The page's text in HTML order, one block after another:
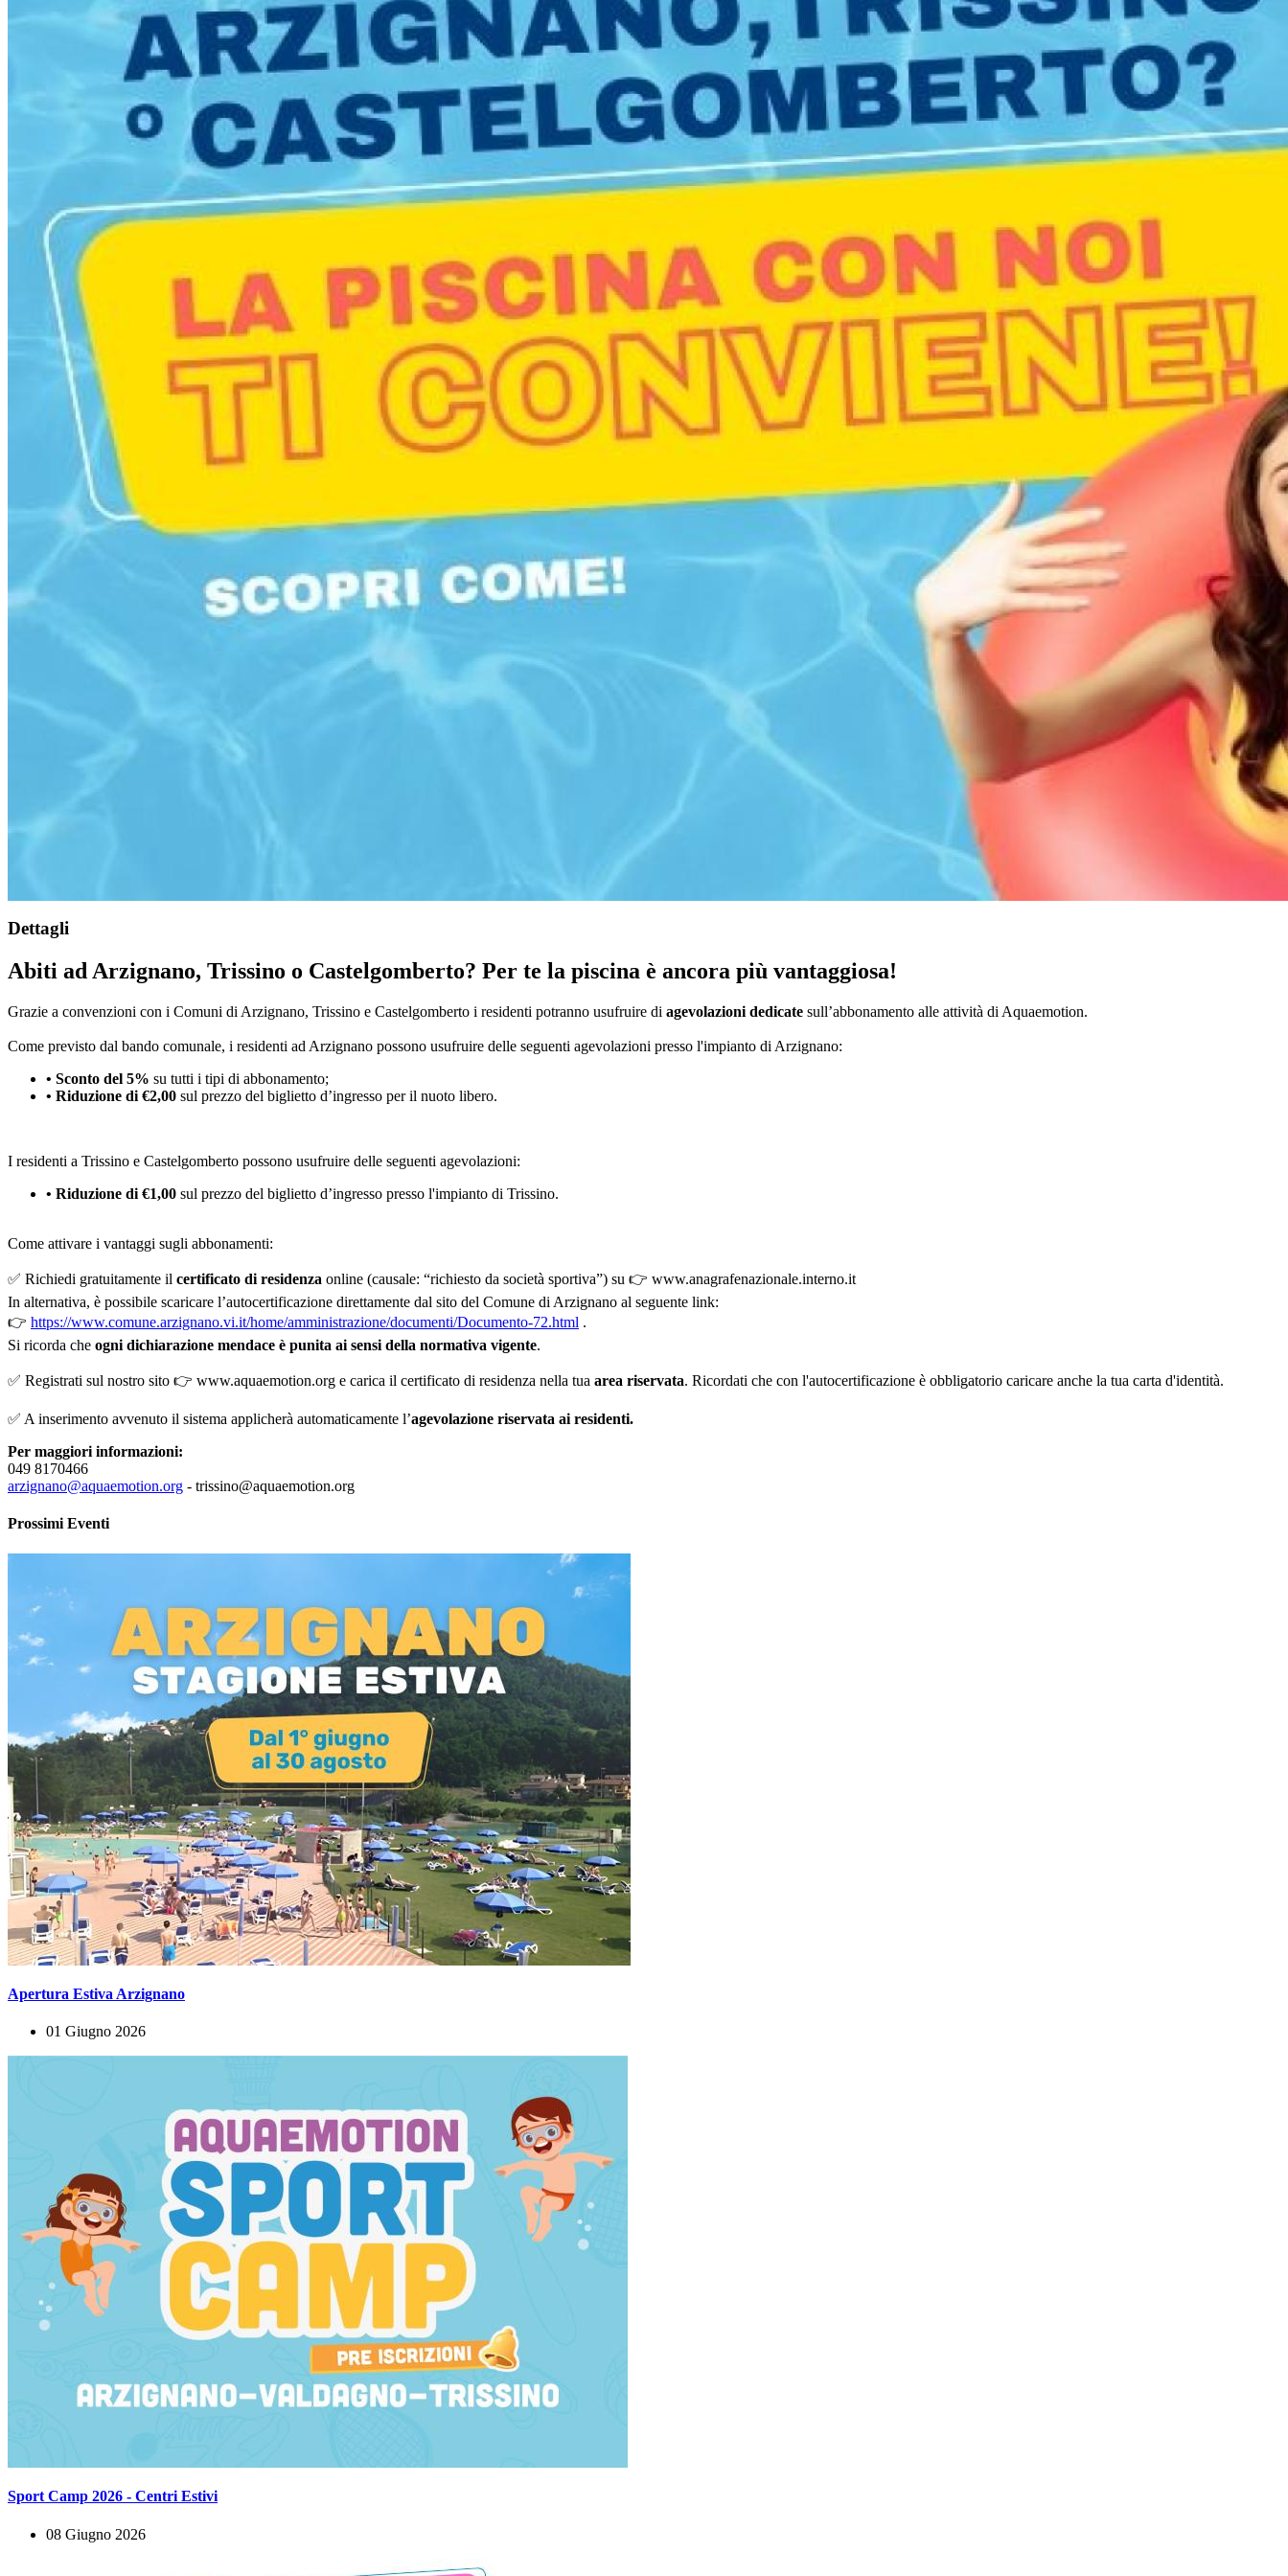
Dettagli
Abiti ad Arzignano, Trissino o Castelgomberto? Per te la piscina è ancora più vantaggiosa!
Grazie a convenzioni con i Comuni di Arzignano, Trissino e Castelgomberto i residenti potranno usufruire di agevolazioni dedicate sull’abbonamento alle attività di Aquaemotion.
Come previsto dal bando comunale, i residenti ad Arzignano possono usufruire delle seguenti agevolazioni presso l'impianto di Arzignano:
• Sconto del 5% su tutti i tipi di abbonamento;
• Riduzione di €2,00 sul prezzo del biglietto d’ingresso per il nuoto libero.
I residenti a Trissino e Castelgomberto possono usufruire delle seguenti agevolazioni:
• Riduzione di €1,00 sul prezzo del biglietto d’ingresso presso l'impianto di Trissino.
Come attivare i vantaggi sugli abbonamenti:
✅ Richiedi gratuitamente il certificato di residenza online (causale: “richiesto da società sportiva”) su 👉 www.anagrafenazionale.interno.it
In alternativa, è possibile scaricare l’autocertificazione direttamente dal sito del Comune di Arzignano al seguente link:
👉 https://www.comune.arzignano.vi.it/home/amministrazione/documenti/Documento-72.html .
Si ricorda che ogni dichiarazione mendace è punita ai sensi della normativa vigente.
✅ Registrati sul nostro sito 👉 www.aquaemotion.org e carica il certificato di residenza nella tua area riservata. Ricordati che con l'autocertificazione è obbligatorio caricare anche la tua carta d'identità.
✅ A inserimento avvenuto il sistema applicherà automaticamente l’agevolazione riservata ai residenti.
Per maggiori informazioni:
049 8170466
arzignano@aquaemotion.org - trissino@aquaemotion.org
Prossimi Eventi
Apertura Estiva Arzignano
01 Giugno 2026
Sport Camp 2026 - Centri Estivi
08 Giugno 2026